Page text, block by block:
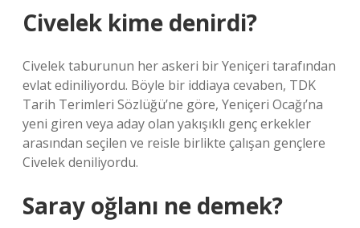
Civelek kime denirdi?
Civelek taburunun her askeri bir Yeniçeri tarafından
evlat ediniliyordu. Böyle bir iddiaya cevaben, TDK
Tarih Terimleri Sözlüğü’ne göre, Yeniçeri Ocağı’na
yeni giren veya aday olan yakışıklı genç erkekler
arasından seçilen ve reisle birlikte çalışan gençlere
Civelek deniliyordu.
Saray oğlanı ne demek?